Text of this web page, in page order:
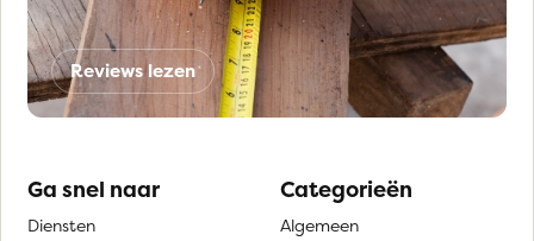
Reviews lezen
Ga snel naar
Diensten
Categorieën
Algemeen